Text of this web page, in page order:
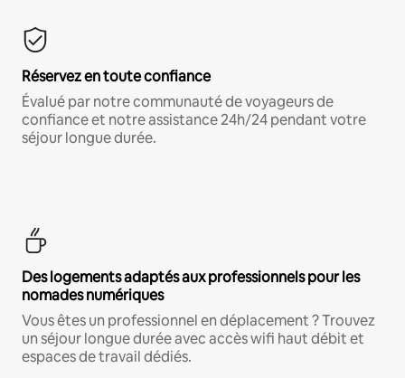
Réservez en toute confiance
Évalué par notre communauté de voyageurs de
confiance et notre assistance 24h/24 pendant votre
séjour longue durée.
Des logements adaptés aux professionnels pour les
nomades numériques
Vous êtes un professionnel en déplacement ? Trouvez
un séjour longue durée avec accès wifi haut débit et
espaces de travail dédiés.